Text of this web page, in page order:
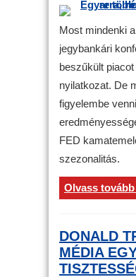
Most mindenki
jegybankári
beszűkült
nyilatkozat. De
figyelembe
FED
szezonalitás.
Olvass tovább
DONALD
MÉDIA